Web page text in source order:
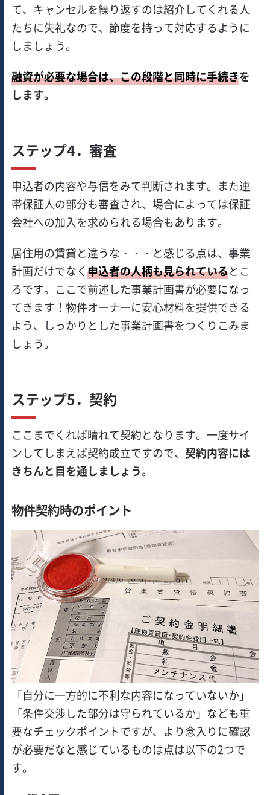
て、キャンセルを繰り返すのは紹介してくれる人
たちに失礼なので、節度を持って対応するように
しましょう。
融資が必要な場合は、この段階と同時に手続きを
します。
ステップ4．審査
申込者の内容や与信をみて判断されます。また連
帯保証人の部分も審査され、場合によっては保証
会社への加入を求められる場合もあります。
居住用の賃貸と違うな・・・と感じる点は、事業
計画だけでなく申込者の人柄も見られているとこ
ろです。ここで前述した事業計画書が必要になっ
てきます！物件オーナーに安心材料を提供できる
よう、しっかりとした事業計画書をつくりこみま
しょう。
ステップ5．契約
ここまでくれば晴れて契約となります。一度サイ
ンしてしまえば契約成立ですので、契約内容には
きちんと目を通しましょう。
物件契約時のポイント
「自分に一方的に不利な内容になっていないか」
「条件交渉した部分は守られているか」なども重
要なチェックポイントですが、より念入りに確認
が必要だなと感じているものは点は以下の2つで
す。